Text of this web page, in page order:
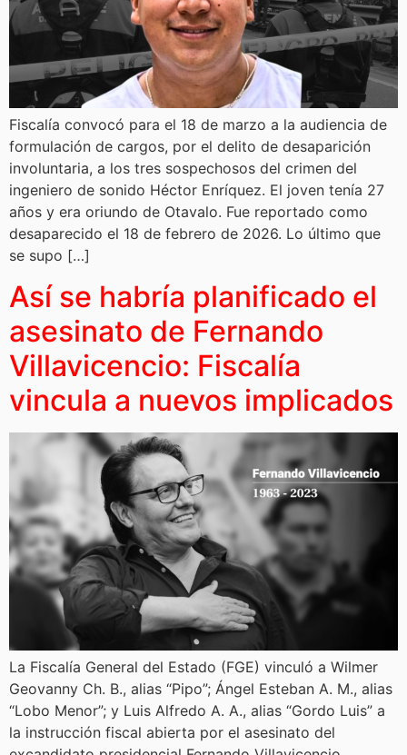
Fiscalía convocó para el 18 de marzo a la audiencia de
formulación de cargos, por el delito de desaparición
involuntaria, a los tres sospechosos del crimen del
ingeniero de sonido Héctor Enríquez. El joven tenía 27
años y era oriundo de Otavalo. Fue reportado como
desaparecido el 18 de febrero de 2026. Lo último que
se supo […]
Así se habría planificado el
asesinato de Fernando
Villavicencio: Fiscalía
vincula a nuevos implicados
La Fiscalía General del Estado (FGE) vinculó a Wilmer
Geovanny Ch. B., alias “Pipo”; Ángel Esteban A. M., alias
“Lobo Menor”; y Luis Alfredo A. A., alias “Gordo Luis” a
la instrucción fiscal abierta por el asesinato del